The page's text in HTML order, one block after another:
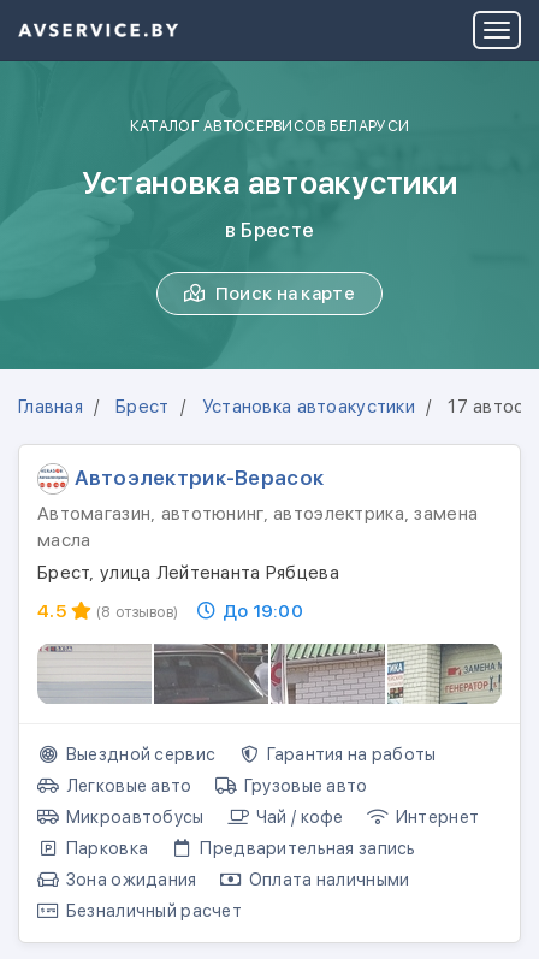
КАТАЛОГ АВТОСЕРВИСОВ БЕЛАРУСИ
Установка автоакустики
в Бресте
Поиск на карте
Главная Брест Установка автоакустики 17
Автоэлектрик-Верасок
Автомагазин, автотюнинг, автоэлектрика, замена
масла
Брест, улица Лейтенанта Рябцева
4.5
(8 отзывов) До 19:00
Выездной сервис
Гарантия на работы
Легковые авто
Грузовые авто
Микроавтобусы
Чай / кофе
Интернет
Парковка
Предварительная запись
Зона ожидания
Оплата наличными
Безналичный расчет